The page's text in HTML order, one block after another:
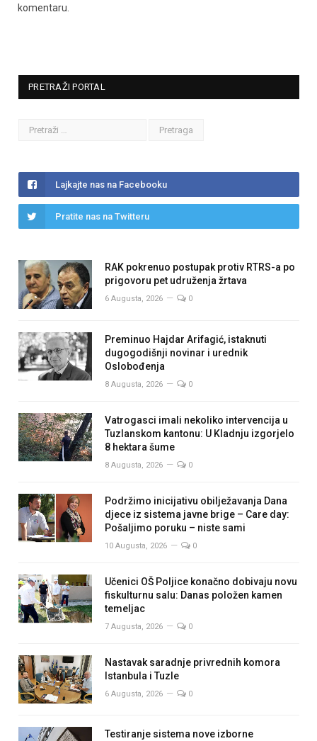
komentaru.
PRETRAŽI PORTAL
Lajkajte nas na Facebooku
Pratite nas na Twitteru
RAK pokrenuo postupak protiv RTRS-a po
prigovoru pet udruženja žrtava
6 Augusta, 2026 0
Preminuo Hajdar Arifagić, istaknuti
dugogodišnji novinar i urednik
Oslobođenja
8 Augusta, 2026 0
Vatrogasci imali nekoliko intervencija u
Tuzlanskom kantonu: U Kladnju izgorjelo
8 hektara šume
8 Augusta, 2026 0
Podržimo inicijativu obilježavanja Dana
djece iz sistema javne brige – Care day:
Pošaljimo poruku – niste sami
10 Augusta, 2026 0
Učenici OŠ Poljice konačno dobivaju novu
fiskulturnu salu: Danas položen kamen
temeljac
7 Augusta, 2026 0
Nastavak saradnje privrednih komora
Istanbula i Tuzle
6 Augusta, 2026 0
Testiranje sistema nove izborne